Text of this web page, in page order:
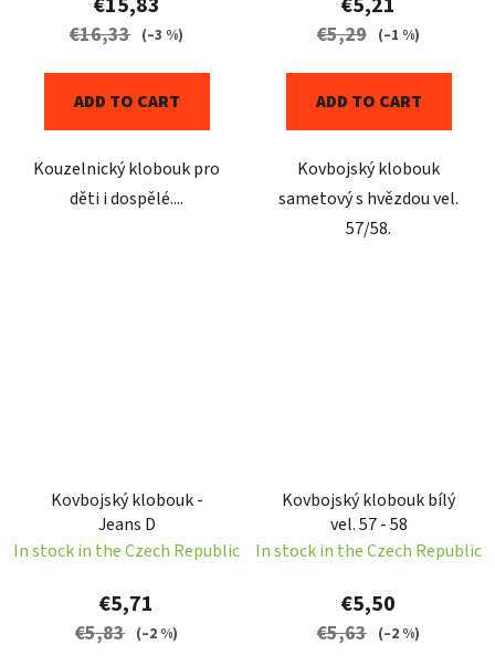
€16,33 (–3 %)
ADD TO CART
Kouzelnický klobouk pro
děti i dospělé....
€5,29 (–1 %)
ADD TO CART
Kovbojský klobouk
sametový s hvězdou vel.
57/58.
Kovbojský klobouk -
Jeans D
In stock in the Czech Republic
€5,71
€5,83 (–2 %)
Kovbojský klobouk bílý
vel. 57 - 58
In stock in the Czech Republic
€5,50
€5,63 (–2 %)